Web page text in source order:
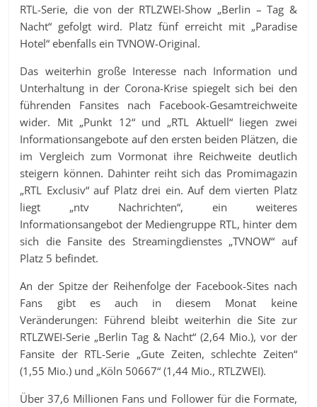
RTL-Serie, die von der RTLZWEI-Show „Berlin – Tag &
Nacht“ gefolgt wird. Platz fünf erreicht mit „Paradise
Hotel“ ebenfalls ein TVNOW-Original.
Das weiterhin große Interesse nach Information und
Unterhaltung in der Corona-Krise spiegelt sich bei den
führenden Fansites nach Facebook-Gesamtreichweite
wider. Mit „Punkt 12“ und „RTL Aktuell“ liegen zwei
Informationsangebote auf den ersten beiden Plätzen, die
im Vergleich zum Vormonat ihre Reichweite deutlich
steigern können. Dahinter reiht sich das Promimagazin
„RTL Exclusiv“ auf Platz drei ein. Auf dem vierten Platz
liegt „ntv Nachrichten“, ein weiteres
Informationsangebot der Mediengruppe RTL, hinter dem
sich die Fansite des Streamingdienstes „TVNOW“ auf
Platz 5 befindet.
An der Spitze der Reihenfolge der Facebook-Sites nach
Fans gibt es auch in diesem Monat keine
Veränderungen: Führend bleibt weiterhin die Site zur
RTLZWEI-Serie „Berlin Tag & Nacht“ (2,64 Mio.), vor der
Fansite der RTL-Serie „Gute Zeiten, schlechte Zeiten“
(1,55 Mio.) und „Köln 50667“ (1,44 Mio., RTLZWEI).
Über 37,6 Millionen Fans und Follower für die Formate,